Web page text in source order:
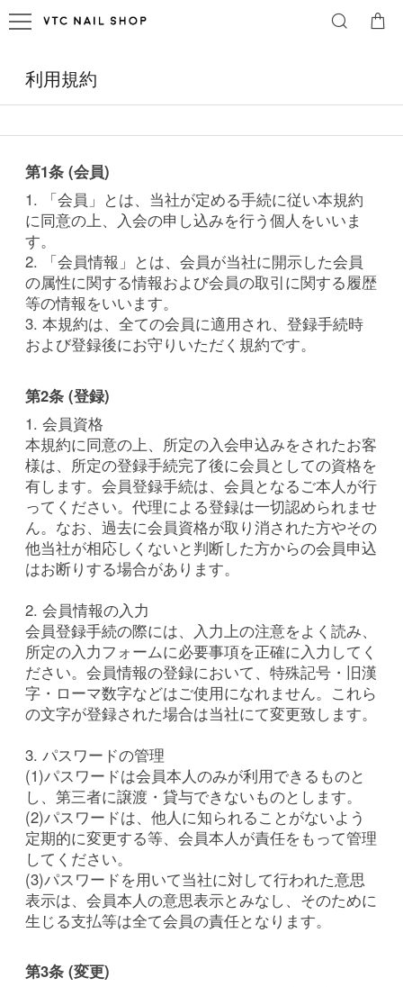
利用規約
第1条 (会員)
1. 「会員」とは、当社が定める手続に従い本規約
に同意の上、入会の申し込みを行う個人をいいま
す。
2. 「会員情報」とは、会員が当社に開示した会員
の属性に関する情報および会員の取引に関する履歴
等の情報をいいます。
3. 本規約は、全ての会員に適用され、登録手続時
および登録後にお守りいただく規約です。
第2条 (登録)
1. 会員資格
本規約に同意の上、所定の入会申込みをされたお客
様は、所定の登録手続完了後に会員としての資格を
有します。会員登録手続は、会員となるご本人が行
ってください。代理による登録は一切認められませ
ん。なお、過去に会員資格が取り消された方やその
他当社が相応しくないと判断した方からの会員申込
はお断りする場合があります。
2. 会員情報の入力
会員登録手続の際には、入力上の注意をよく読み、
所定の入力フォームに必要事項を正確に入力してく
ださい。会員情報の登録において、特殊記号・旧漢
字・ローマ数字などはご使用になれません。これら
の文字が登録された場合は当社にて変更致します。
3. パスワードの管理
(1)パスワードは会員本人のみが利用できるものと
し、第三者に譲渡・貸与できないものとします。
(2)パスワードは、他人に知られることがないよう
定期的に変更する等、会員本人が責任をもって管理
してください。
(3)パスワードを用いて当社に対して行われた意思
表示は、会員本人の意思表示とみなし、そのために
生じる支払等は全て会員の責任となります。
第3条 (変更)